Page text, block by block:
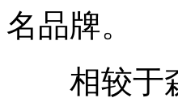
名品牌。
相较于森